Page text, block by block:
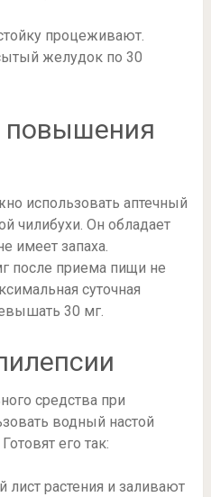
процеживают.
желудок по 30
использовать аптечный
чилибухи. Он обладает
имеет запаха.
после приема пищи не
суточная
30 мг.
средства при
водный настой
его так:
растения и заливают